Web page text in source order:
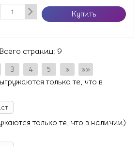
Купить
страниц: 9
3 4 5 »
»»
только те, что в
только те, что в наличии)